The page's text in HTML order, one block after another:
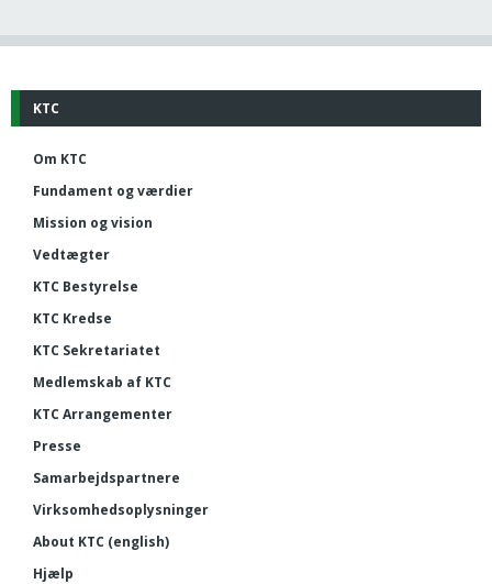
KTC
Om KTC
Fundament og værdier
Mission og vision
Vedtægter
KTC Bestyrelse
KTC Kredse
KTC Sekretariatet
Medlemskab af KTC
KTC Arrangementer
Presse
Samarbejdspartnere
Virksomhedsoplysninger
About KTC (english)
Hjælp